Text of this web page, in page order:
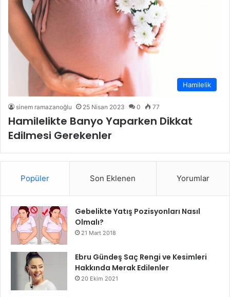
Hamilelik
sinem ramazanoğlu 25 Nisan 2023 0 77
Hamilelikte Banyo Yaparken Dikkat
Edilmesi Gerekenler
Popüler Son Eklenen Yorumlar
Gebelikte Yatış Pozisyonları Nasıl
Olmalı?
21 Mart 2018
Ebru Gündeş Saç Rengi ve Kesimleri
Hakkında Merak Edilenler
20 Ekim 2021